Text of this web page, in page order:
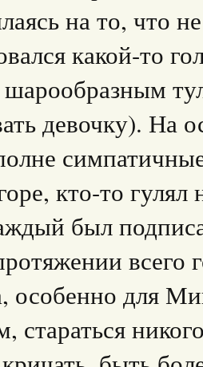
на то, что
какой-то
шарообразным
девочку). На
кто-то гулял
был
всего
особенно для